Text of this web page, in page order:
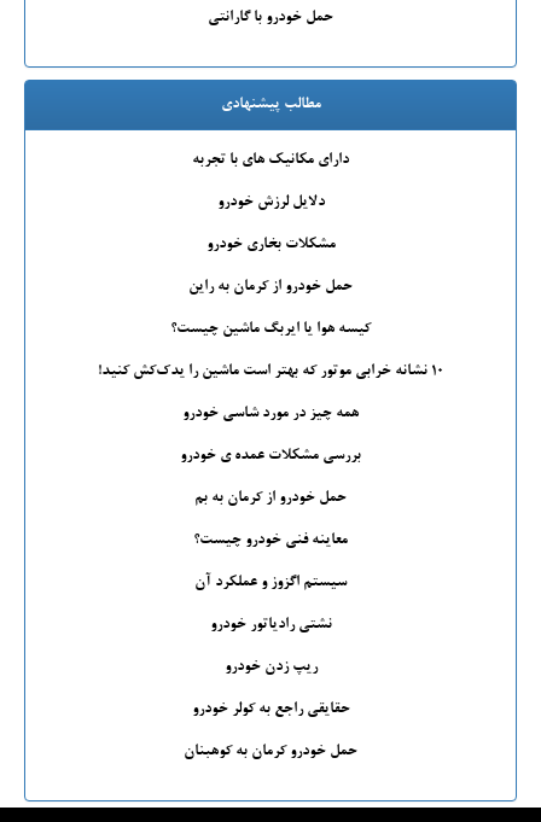
حمل خودرو با گارانتی
مطالب پیشنهادی
دارای مکانیک های با تجربه
دلایل لرزش خودرو
مشکلات بخاری خودرو
حمل خودرو از کرمان به راین
کیسه هوا یا ایربگ ماشین چیست؟
۱۰ نشانه خرابی موتور که بهتر است ماشین را یدک‌کش کنید!
همه چیز در مورد شاسی خودرو
بررسی مشکلات عمده ی خودرو
حمل خودرو از کرمان به بم
معاینه فنی خودرو چیست؟
سیستم اگزوز و عملکرد آن
نشتی رادیاتور خودرو
ریپ زدن خودرو
حقایقی راجع به کولر خودرو
حمل خودرو کرمان به کوهبنان